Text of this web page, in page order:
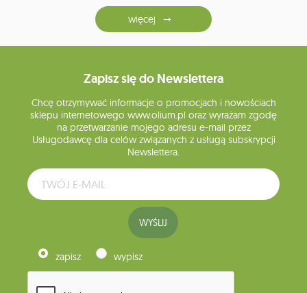
więcej
Zapisz się do Newslettera
Chcę otrzymywać informacje o promocjach i nowościach
sklepu internetowego www.olium.pl oraz wyrażam zgodę
na przetwarzanie mojego adresu e-mail przez
Usługodawcę dla celów związanych z usługą subskrypcji
Newslettera.
WYŚLIJ
zapisz wypisz